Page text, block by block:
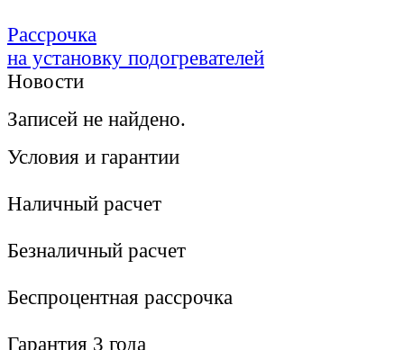
Рассрочка
на установку подогревателей
Новости
Записей не найдено.
Условия и гарантии
Наличный расчет
Безналичный расчет
Беcпроцентная рассрочка
Гарантия 3 года